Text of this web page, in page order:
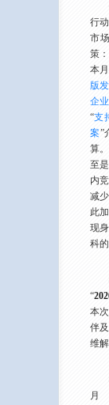
作
行
市
策
本
版
企
“支
案”
算
至
内
减
此
现
科
8
“
本
伴
维
月